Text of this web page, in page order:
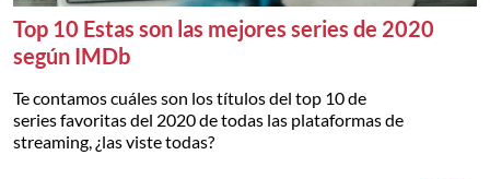
Top 10 Estas son las mejores series de 2020
según IMDb
Te contamos cuáles son los títulos del top 10 de
series favoritas del 2020 de todas las plataformas de
streaming, ¿las viste todas?